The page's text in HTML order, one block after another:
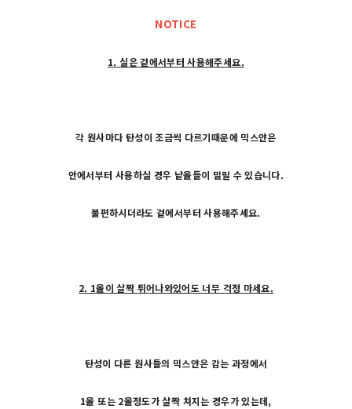
NOTICE
1. 실은 겉에서부터 사용해주세요.
각 원사마다 탄성이 조금씩 다르기때문에 믹스얀은
안에서부터 사용하실 경우 낱올들이 밀릴 수 있습니다.
불편하시더라도 겉에서부터 사용해주세요.
2. 1올이 살짝 튀어나와있어도 너무 걱정 마세요.
탄성이 다른 원사들의 믹스얀은 감는 과정에서
1올 또는 2올정도가 살짝 쳐지는 경우가 있는데,